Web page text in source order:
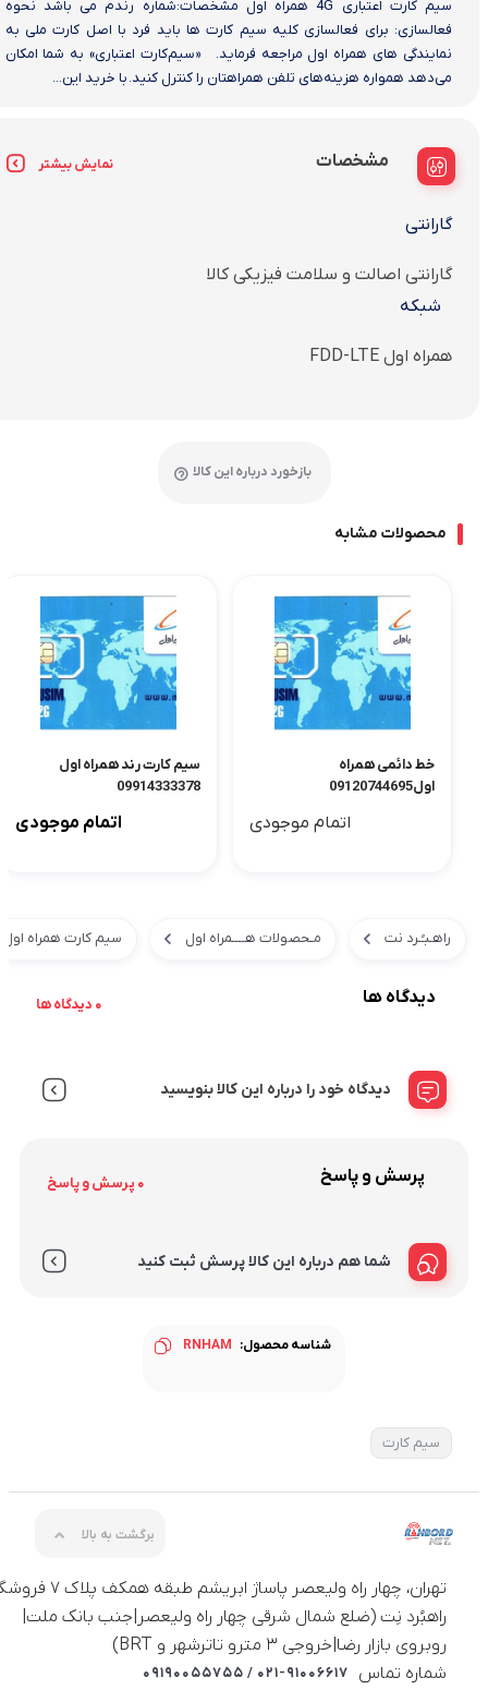
سیم کارت اعتباری 4G همراه اول مشخصات:شماره رندم می باشد نحوه
فعالسازی: برای فعالسازی کلیه سیم کارت ها باید فرد با اصل کارت ملی به
نمایندگی های همراه اول مراجعه فرماید. «سیم‌کارت اعتباری» به شما امکان
می‌دهد همواره هزینه‌های تلفن همراهتان را کنترل کنید. با خرید این...
مشخصات نمایش بیشتر
گارانتی
گارانتی اصالت و سلامت فیزیکی کالا
شبکه
همراه اول FDD-LTE
بازخورد درباره این کالا
محصولات مشابه
خط دائمی همراه
اول09120744695
اتمام موجودی
سیم کارت رند همراه اول
09914333378
اتمام موجودی
راهـبـُـرد نت مـحصولات هــــمراه اول سیم کارت همراه اول
دیدگاه ها 0 دیدگاه ها
دیدگاه خود را درباره این کالا بنویسید
پرسش و پاسخ 0 پرسش و پاسخ
شما هم درباره این کالا پرسش ثبت کنید
شناسه محصول: RNHAM
سیم کارت
برگشت به بالا
تهران، چهار راه ولیعصر پاساژ ابریشم طبقه
راهبُرد نِت (ضلع شمال شرقی چهار راه ولیعصر|جنب بانک ملت|
روبروی بازار رضا|خروجی ۳ مترو تاترشهر و BRT)‎‎
شماره تماس
021-91006617 / 09190055755